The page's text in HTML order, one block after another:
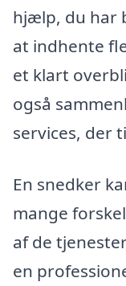
hjælp, du har
at indhente
et klart
også
services, der
En snedker
mange
af de
en